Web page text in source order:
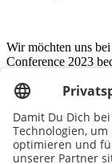
Wir möchten uns
Conference 2023
Kontaktiere uns für
Diese Seite teilen
linkedin